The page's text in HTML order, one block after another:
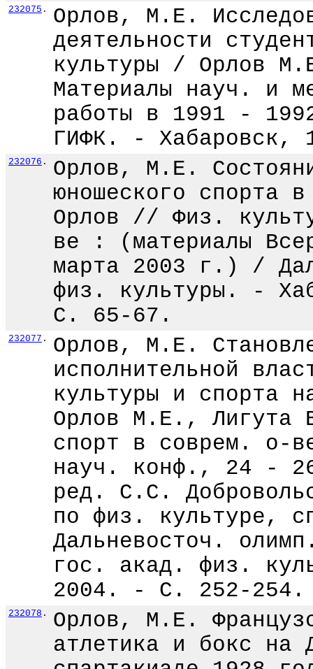
232075 .
Орлов, М.Е.
деятельности
культуры / Орлов
Материалы науч. и
работы в 1991 -
ГИФК. -
232076 .
Орлов, М.Е.
юношеского спорта
Орлов // Физ.
ве : (материалы
марта 2003 г.) /
физ. культуры. -
С. 65-67.
232077 .
Орлов, М.Е.
исполнительной
культуры и спорта
Орлов М.Е.,
спорт в соврем. о-
науч. конф., 24 -
ред. С.С.
по физ. культуре,
Дальневосточ.
гос. акад. физ.
2004. - С. 252-254.
232078 .
Орлов, М.Е.
атлетика и бокс на